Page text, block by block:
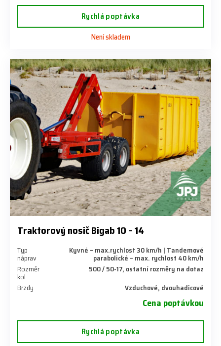
Rychlá poptávka
Není skladem
Traktorový nosič Bigab 10 – 14
Typ
náprav
Kyvné – max.rychlost 30 km/h | Tandemové
parabolické – max. rychlost 40 km/h
Rozměr
kol
500 / 50-17, ostatní rozměry na dotaz
Brzdy
Vzduchové, dvouhadicové
Cena poptávkou
Rychlá poptávka